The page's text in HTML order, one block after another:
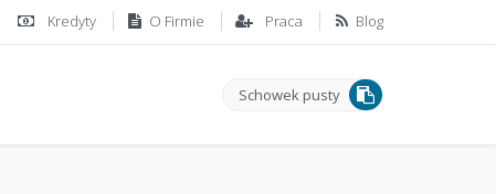
Kredyty O Firmie Praca Blog
Schowek pusty